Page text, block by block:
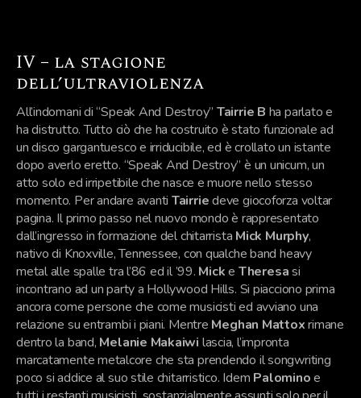
IV – la stagione
dell’ultraviolenza
All’indomani di “Speak And Destroy” Tairrie B ha parlato e
ha distrutto. Tutto ciò che ha costruito è stato funzionale ad
un disco gargantuesco e irriducibile, ed è crollato un istante
dopo averlo eretto. “Speak And Destroy” è un unicum, un
atto solo ed irripetibile che nasce e muore nello stesso
momento. Per andare avanti Tairriedeve giocoforza voltar
pagina. Il primo passo nel nuovo mondo è rappresentato
dall’ingresso in formazione del chitarrista Mick Murphy,
nativo di Knoxville, Tennessee, con qualche band heavy
metal alle spalle tra l’86 ed il ’99. Micke Theresasi
incontrano ad un party a Hollywood Hills. Si piacciono prima
ancora come persone che come musicisti ed avviano una
relazione su entrambi i piani. Mentre Meghan Mattoxrimane
dentro la band, Melanie Makaiwi lascia, l’impronta
marcatamente metalcore che sta prendendo il songwriting
poco si addice al suo stile chitarristico. Idem Palominoe